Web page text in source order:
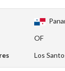
OF
Los